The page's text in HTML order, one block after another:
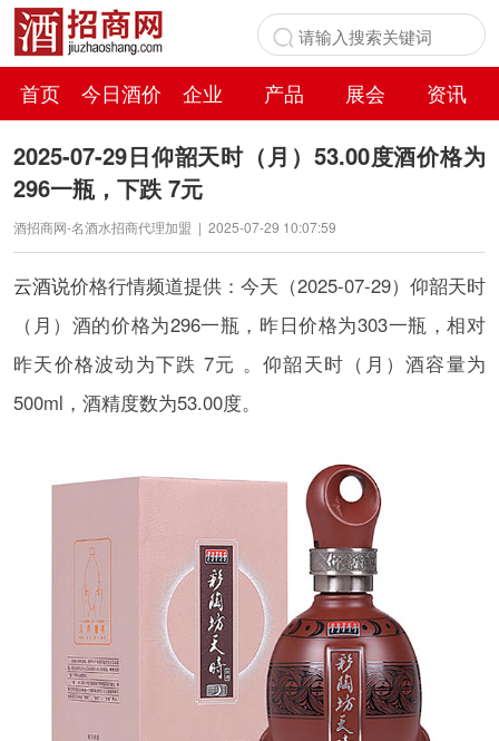
首页 今日酒价 企业 产品 展会
资讯
百科
2025-07-29日仰韶天时（月）53.00度酒价格为
296一瓶，下跌 7元
酒招商网-名酒水招商代理加盟 | 2025-07-29 10:07:59
云酒说价格行情频道提供：今天（2025-07-29）仰韶天时
（月）酒的价格为296一瓶，昨日价格为303一瓶，相对
昨天价格波动为下跌 7元 。仰韶天时（月）酒容量为
500ml，酒精度数为53.00度。